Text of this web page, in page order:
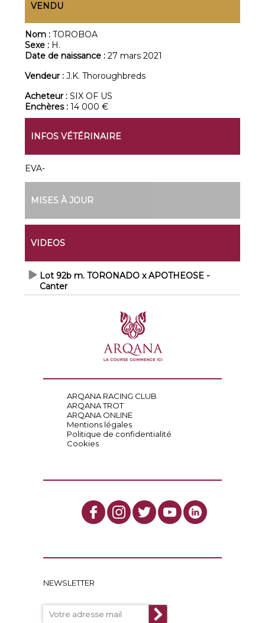
VENDU
Nom :TOROBOA
Sexe : H.
Date de naissance :27 mars 2021
Vendeur :J.K. Thoroughbreds
Acheteur :SIX OF US
Enchères :14 000 €
INFOS VÉTÉRINAIRE
EVA-
MISES À JOUR
VIDEOS
Lot 92b m. TORONADO x APOTHEOSE -
Canter
ARQANA RACING CLUB
ARQANA TROT
ARQANA ONLINE
Mentions légales
Politique de confidentialité
Cookies
NEWSLETTER